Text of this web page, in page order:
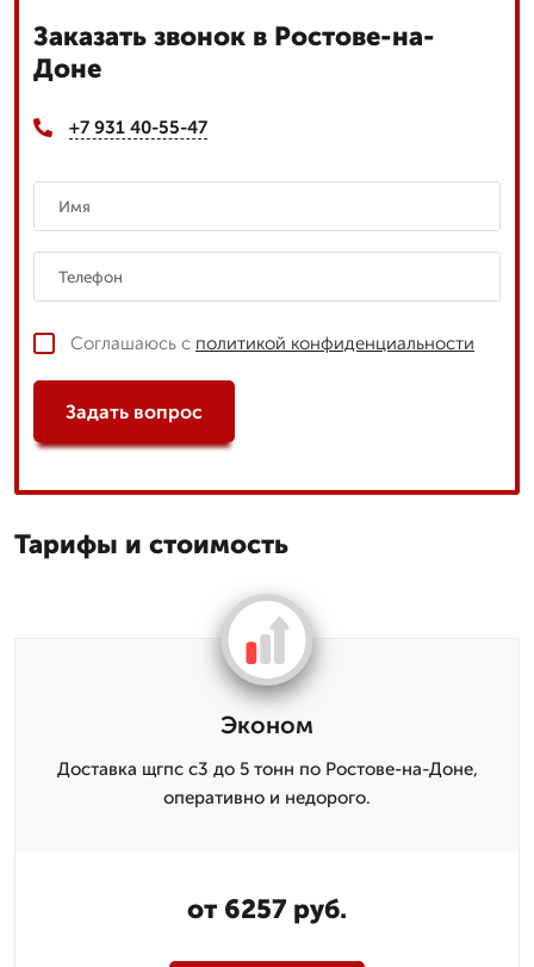
Заказать звонок в Ростове-на-
Доне
+7 931 40-55-47
Соглашаюсь с политикой конфиденциальности
Задать вопрос
Тарифы и стоимость
Эконом
Доставка щгпс с3 до 5 тонн по Ростове-на-Доне,
оперативно и недорого.
от 6257 руб.